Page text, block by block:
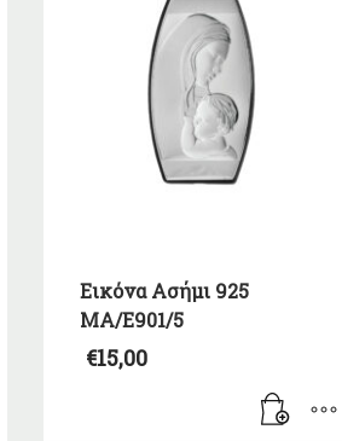
Εικόνα Ασήμι 925
MA/E901/5
€15,00